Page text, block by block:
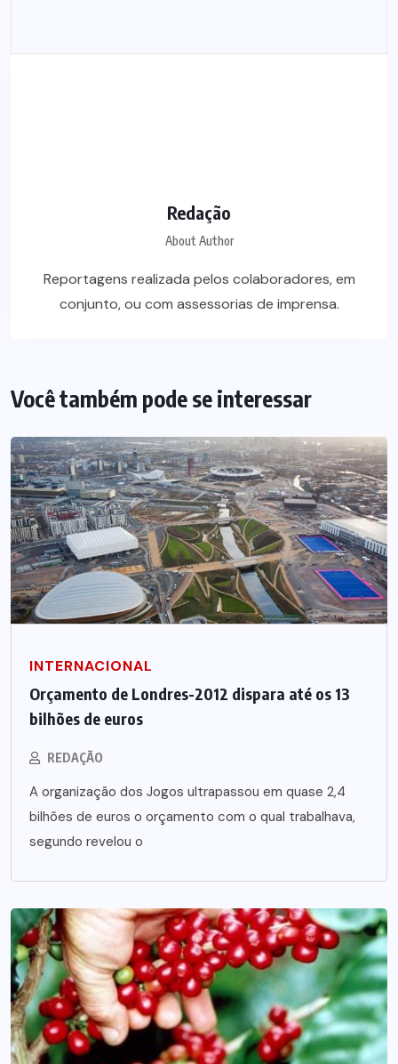
Redação
About Author
Reportagens realizada pelos colaboradores, em
conjunto, ou com assessorias de imprensa.
Você também pode se interessar
INTERNACIONAL
Orçamento de Londres-2012 dispara até os 13
bilhões de euros
REDAÇÃO
A organização dos Jogos ultrapassou em quase 2,4
bilhões de euros o orçamento com o qual trabalhava,
segundo revelou o